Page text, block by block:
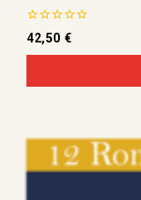
0
de
5
42,50 €